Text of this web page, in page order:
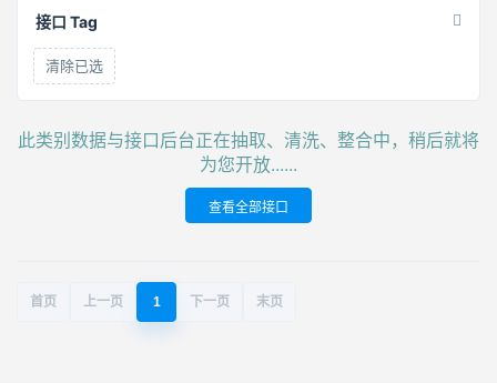
接口 Tag
清除已选
此类别数据与接口后台正在抽取、清洗、整合中，稍后就将
为您开放......
查看全部接口
首页 上一页 1 下一页 末页